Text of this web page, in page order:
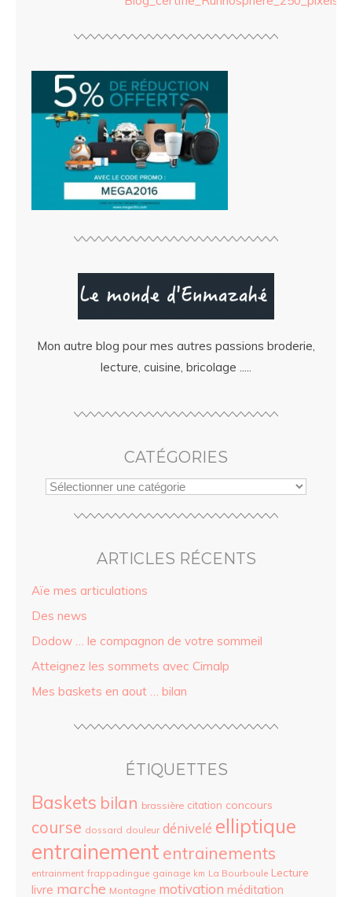
Mon autre blog pour mes autres passions broderie,
lecture, cuisine, bricolage .....
CATÉGORIES
ARTICLES RÉCENTS
Aïe mes articulations
Des news
Dodow … le compagnon de votre sommeil
Atteignez les sommets avec Cimalp
Mes baskets en aout … bilan
ÉTIQUETTES
Baskets bilan brassière citation concours
course dossard douleur dénivelé elliptique
entrainement entrainements
entrainment frappadingue gainage km La Bourboule Lecture
livre marche Montagne motivation méditation